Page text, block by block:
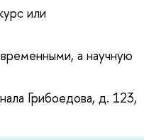
или
а научную
Грибоедова, д. 123,